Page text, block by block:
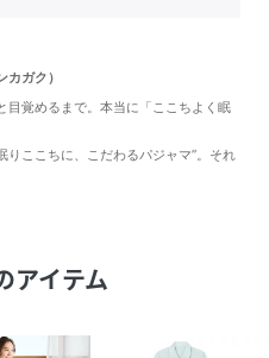
ガク）
目覚めるまで。本当に「ここちよく眠
ここちに、こだわるパジャマ”。それ
アイテム